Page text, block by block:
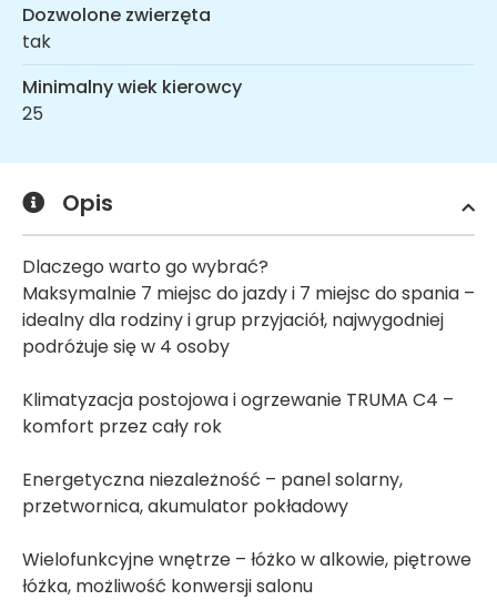
Dozwolone zwierzęta
tak
Minimalny wiek kierowcy
25
Opis
Dlaczego warto go wybrać?
Maksymalnie 7 miejsc do jazdy i 7 miejsc do spania –
idealny dla rodziny i grup przyjaciół, najwygodniej
podróżuje się w 4 osoby
Klimatyzacja postojowa i ogrzewanie TRUMA C4 –
komfort przez cały rok
Energetyczna niezależność – panel solarny,
przetwornica, akumulator pokładowy
Wielofunkcyjne wnętrze – łóżko w alkowie, piętrowe
łóżka, możliwość konwersji salonu